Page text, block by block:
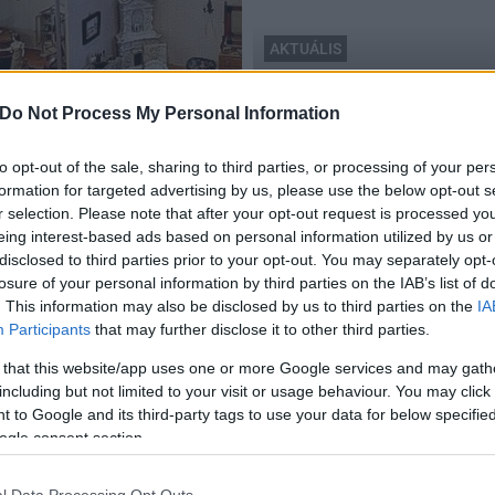
Do Not Process My Personal Information
opt-out of the sale, sharing to third parties, or processing of your
for targeted advertising by us, please use the below opt-out
selection. Please note that after your opt-out request is processed
interest-based ads based on personal information utilized by us
to third parties prior to your opt-out. You may separately
of your personal information by third parties on the IAB’s list of
This information may also be disclosed by us to third parties on the
Participants that may further disclose it to other third parties.
that this website/app uses one or more Google services and may
but not limited to your visit or usage behaviour. You may
to Google and its third-party tags to use your data for below
consent section.
AKTUÁLIS
III. Béla és kora - Kásler
2018.04.21
Fiatalok szerveztek hangulatos adventi
programot a székesfehérvári Hiemer-házban
2017.12.03
A Székesfehérvári Diáktanács idén is megszervezte az
Adventi Napot: délelőtt kisebb gyerekeket, családokat